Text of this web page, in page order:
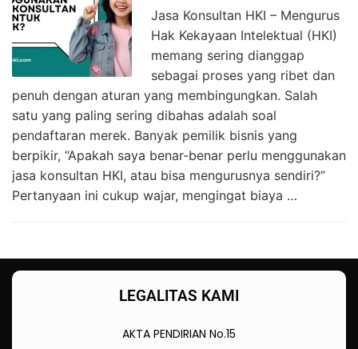
Jasa Konsultan HKI – Mengurus
Hak Kekayaan Intelektual (HKI)
memang sering dianggap
sebagai proses yang ribet dan
penuh dengan aturan yang membingungkan. Salah
satu yang paling sering dibahas adalah soal
pendaftaran merek. Banyak pemilik bisnis yang
berpikir, “Apakah saya benar-benar perlu menggunakan
jasa konsultan HKI, atau bisa mengurusnya sendiri?”
Pertanyaan ini cukup wajar, mengingat biaya …
LEGALITAS KAMI
AKTA PENDIRIAN No.15